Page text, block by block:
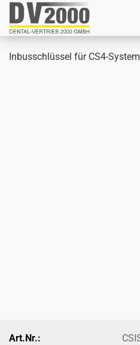
In­bus­schlüs­sel für CS4-​System
Art.Nr.: